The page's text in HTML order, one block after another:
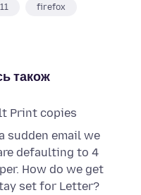
firefox
також
Print copies
sudden email we
defaulting to 4
How do we get
set for Letter?